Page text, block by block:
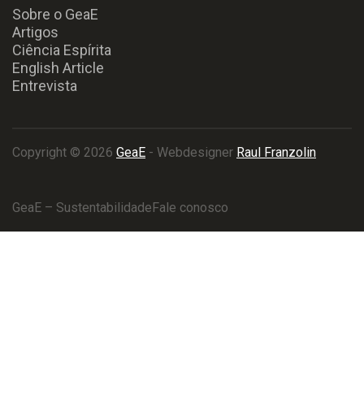
Sobre o GeaE
Artigos
Ciência Espírita
English Article
Entrevista
Copyright © 2026 GeaE - Webdesigner Raul Franzolin
GeaE – SustentabilidadeFale conosco